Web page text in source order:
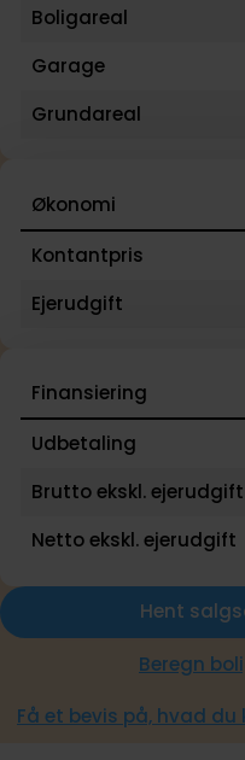
Boligareal
Garage
Grundareal
Økonomi
Kontantpris
Ejerudgift
Finansiering
Udbetaling
Brutto ekskl. ejerudgift
Netto ekskl. ejerudgift
Hent
Beregn
Få et bevis på, hvad